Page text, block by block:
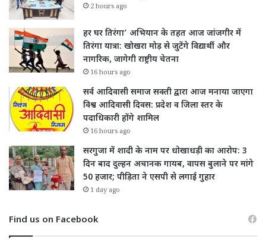
2 hours ago
हर घर तिरंगा’ अभियान के तहत आज जांजगीर में
तिरंगा यात्रा: खोखरा मोड़ से जुटेंगे विद्यार्थी और
नागरिक, जागेगी राष्ट्रीय चेतना
16 hours ago
सर्व आदिवासी समाज सक्ती द्वारा आज मनाया जाएगा
विश्व आदिवासी दिवस: प्रदेश व जिला स्तर के
पदाधिकारी होंगे शामिल
16 hours ago
सरगुजा में शादी के नाम पर धोखाधड़ी का आरोप: 3
दिन बाद दुल्हन अचानक गायब, वापस बुलाने पर मांगे
50 हजार; पीड़िता ने एसपी से लगाई गुहार
1 day ago
Find us on Facebook